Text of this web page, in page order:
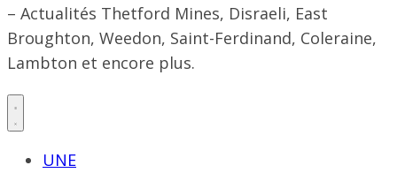
– Actualités Thetford Mines, Disraeli, East
Broughton, Weedon, Saint-Ferdinand, Coleraine,
Lambton et encore plus.
UNE